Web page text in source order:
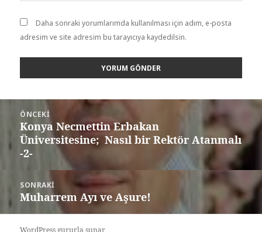
Daha sonraki yorumlarımda kullanılması için adım, e-posta
adresim ve site adresim bu tarayıcıya kaydedilsin.
ÖNCEKI
Konya Necmettin Erbakan
Üniversitesine; Nasıl bir Rektör Atanmalı
-2-
SONRAKI
Muharrem Ayı ve Aşure!
WordPress gururla sunar